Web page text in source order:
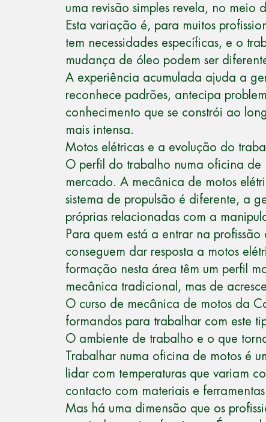
uma revisão simples revela, no meio
Esta variação é, para muitos
tem necessidades específicas, e o
mudança de óleo podem ser
A experiência acumulada ajuda a
reconhece padrões, antecipa
conhecimento que se constrói ao
mais intensa.
Motos elétricas e a evolução do
O perfil do trabalho numa oficina de
mercado. A mecânica de motos
sistema de propulsão é diferente, a
próprias relacionadas com a
Para quem está a entrar na
conseguem dar resposta a motos
formação nesta área têm um perfil
mecânica tradicional, mas de
O curso de mecânica de motos da
formandos para trabalhar com este
O ambiente de trabalho e o que
Trabalhar numa oficina de motos é
lidar com temperaturas que variam
contacto com materiais e
Mas há uma dimensão que os